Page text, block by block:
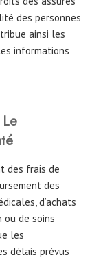
des personnes
ainsi les
informations
des frais de
des
d’achats
ou de soins
les
délais prévus